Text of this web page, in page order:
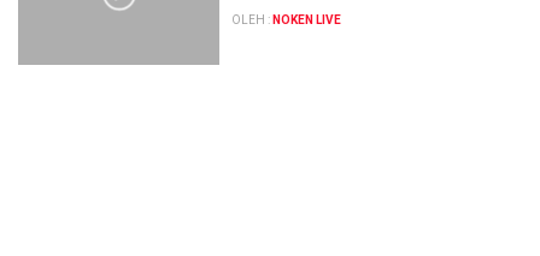
OLEH : NOKEN LIVE